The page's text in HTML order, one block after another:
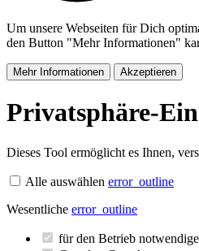
Um unsere Webseiten für Dich
den Button "Mehr Informationen"
Mehr Informationen Akzeptieren
Privatsphäre-
Dieses Tool ermöglicht es Ihnen,
Alle auswählen error_outline
Wesentliche error_outline
für den Betrieb